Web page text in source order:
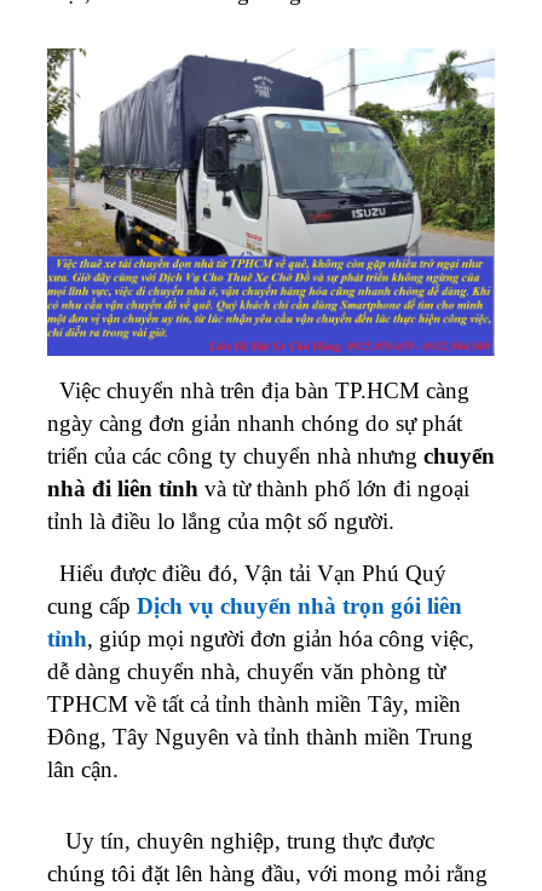
Việc chuyển nhà trên địa bàn TP.HCM càng
ngày càng đơn giản nhanh chóng do sự phát
triển của các công ty chuyển nhà nhưng chuyển
nhà đi liên tỉnh và từ thành phố lớn đi ngoại
tỉnh là điều lo lắng của một số người.
Hiểu được điều đó, Vận tải Vạn Phú Quý
cung cấp Dịch vụ chuyển nhà trọn gói liên
tỉnh, giúp mọi người đơn giản hóa công việc,
dễ dàng chuyển nhà, chuyển văn phòng từ
TPHCM về tất cả tỉnh thành miền Tây, miền
Đông, Tây Nguyên và tỉnh thành miền Trung
lân cận.
Uy tín, chuyên nghiệp, trung thực được
chúng tôi đặt lên hàng đầu, với mong mỏi rằng